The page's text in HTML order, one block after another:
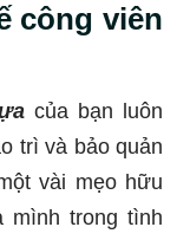
công viên
của bạn luôn
trì và bảo quản
vài mẹo hữu
mình trong tình